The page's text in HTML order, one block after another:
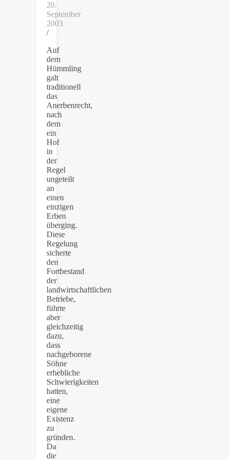
20.
September
2003
/
Auf
dem
Hümmling
galt
traditionell
das
Anerbenrecht,
nach
dem
ein
Hof
in
der
Regel
ungeteilt
an
einen
einzigen
Erben
überging.
Diese
Regelung
sicherte
den
Fortbestand
der
landwirtschaftlichen
Betriebe,
führte
aber
gleichzeitig
dazu,
dass
nachgeborene
Söhne
erhebliche
Schwierigkeiten
hatten,
eine
eigene
Existenz
zu
gründen.
Da
die